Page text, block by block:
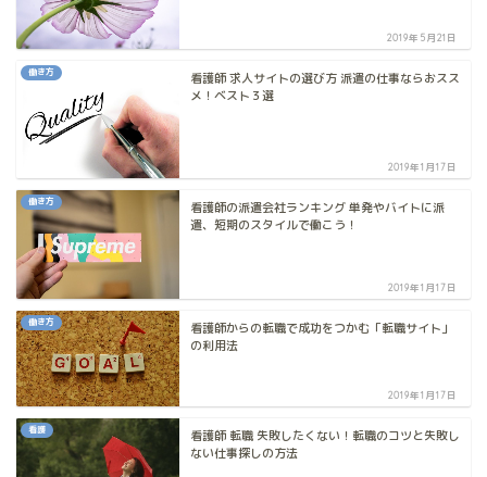
2019年5月21日
働き方
看護師 求人サイトの選び方 派遣の仕事ならおスス
メ！ベスト３選
2019年1月17日
働き方
看護師の派遣会社ランキング 単発やバイトに派
遣、短期のスタイルで働こう！
2019年1月17日
働き方
看護師からの転職で成功をつかむ「転職サイト」
の利用法
2019年1月17日
看護
看護師 転職 失敗したくない！転職のコツと失敗し
ない仕事探しの方法